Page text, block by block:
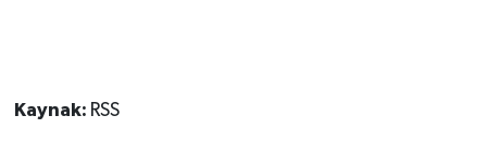
Kaynak: RSS